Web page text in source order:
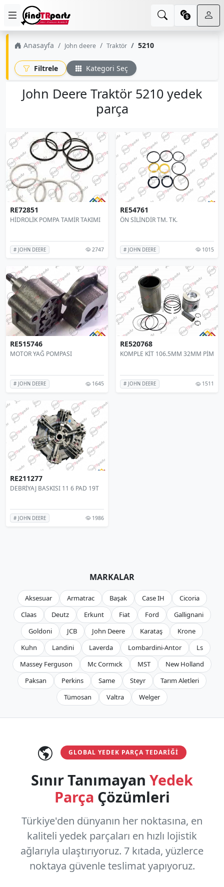
Anasayfa John deere Traktör 5210
Filtrele Kategori Seç
John Deere Traktör 5210 yedek
parça
RE72851
HİDROLİK POMPA TAMİR TAKIMI
# JOHN DEERE 2747
RE54761
ÖN SİLİNDİR TM. TK.
# JOHN DEERE 1015
RE515746
MOTOR YAĞ POMPASI
# JOHN DEERE 1645
RE520768
KOMPLE KİT 106.5MM 32MM PİM
# JOHN DEERE 1511
RE211277
DEBRİYAJ BASKISI 11 6 PAD 19T
# JOHN DEERE 1986
MARKALAR
Aksesuar Armatrac Başak Case IH
Cicoria
Claas
Deutz Erkunt Fiat Ford
Gallignani
Goldoni
JCB John Deere Karataş
Krone
Kuhn
Landini Laverda Lombardini-Antor
Ls
Massey Ferguson
Mc Cormıck MST
New Holland
Paksan
Perkins Same Steyr
Tarım Aletleri
Tümosan
Valtra Welger
GLOBAL YEDEK PARÇA TEDARIĞI
Sınır Tanımayan Yedek
Parça Çözümleri
Türkiye'den dünyanın her noktasına, en
kaliteli yedek parçaları en hızlı lojistik
ağlarıyla ulaştırıyoruz. 7 kıtada, yüzlerce
noktaya güvenle teslimat yapıyoruz.